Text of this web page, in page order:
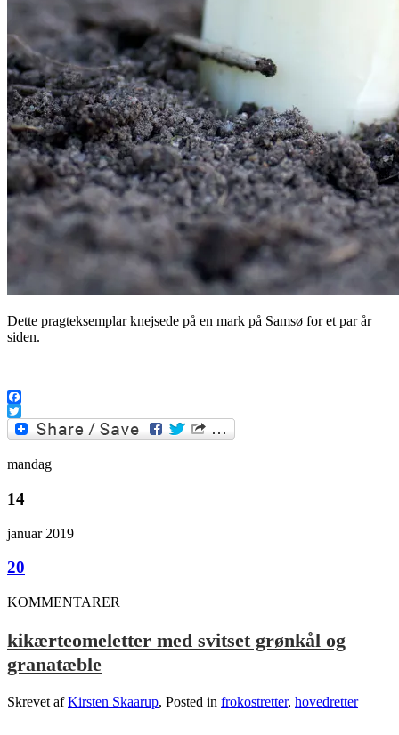
Dette pragteksemplar knejsede på en mark på Samsø for et par år
siden.
Facebook
Twitter
mandag
14
januar 2019
20
KOMMENTARER
kikærteomeletter med svitset grønkål og
granatæble
Skrevet afKirsten Skaarup, Posted in frokostretter, hovedretter